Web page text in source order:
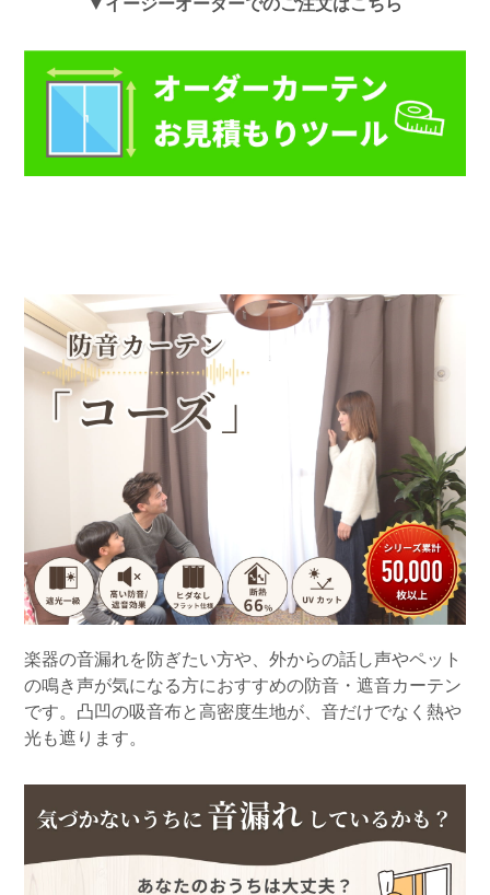
▼イージーオーダーでのご注文はこちら
楽器の音漏れを防ぎたい方や、外からの話し声やペット
の鳴き声が気になる方におすすめの防音・遮音カーテン
です。凸凹の吸音布と高密度生地が、音だけでなく熱や
光も遮ります。